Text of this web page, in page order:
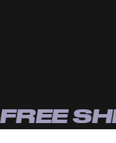
FREE